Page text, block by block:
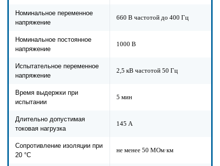
Номинальное переменное
напряжение
660 В частотой до 400 Гц
Номинальное постоянное
напряжение
1000 В
Испытательное переменное
напряжение
2,5 кВ частотой 50 Гц
Время выдержки при
испытании
5 мин
Длительно допустимая
токовая нагрузка
145 А
Сопротивление изоляции при
20 °С
не менее 50 МОм·км